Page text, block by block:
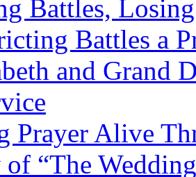
Battles, Losing
Battles a
and Grand
Prayer Alive
of “The